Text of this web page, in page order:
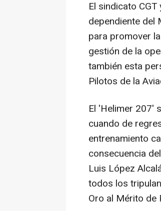
El sindicato
dependiente del
para promover
gestión de la
también esta
Pilotos de la
El 'Helimer 207'
cuando de
entrenamiento
consecuencia
Luis López
todos los
Oro al Mérito de